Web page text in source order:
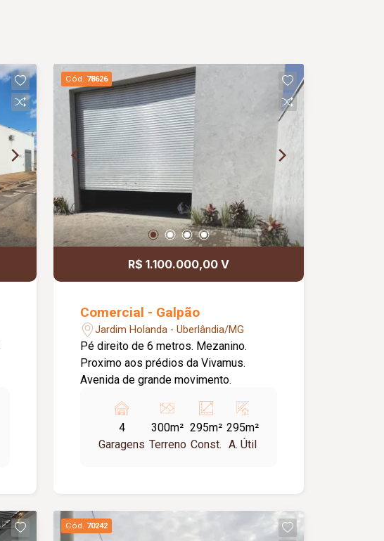
Cód. 78626
R$ 1.100.000,00 V
Comercial - Galpão
Jardim Holanda - Uberlândia/MG
Pé direito de 6 metros. Mezanino.
Proximo aos prédios da Vivamus.
Avenida de grande movimento.
4
Garagens
300m²
Terreno
295m²
Const.
295m²
A. Útil
Cód. 70242